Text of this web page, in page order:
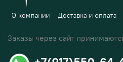
О компании Доставка и оплата
Заказы через сайт